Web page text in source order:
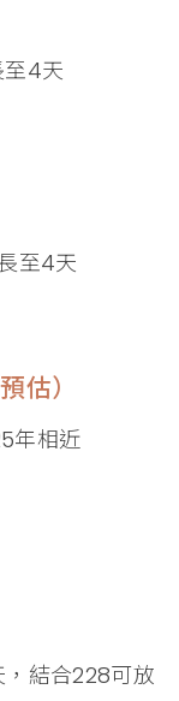
至4天
至4天
估）
年相近
結合228可放